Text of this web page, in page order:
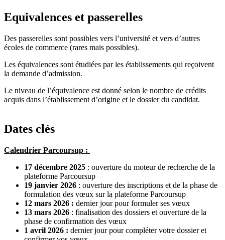
Equivalences et passerelles
Des passerelles sont possibles vers l’université et vers d’autres
écoles de commerce (rares mais possibles).
Les équivalences sont étudiées par les établissements qui reçoivent
la demande d’admission.
Le niveau de l’équivalence est donné selon le nombre de crédits
acquis dans l’établissement d’origine et le dossier du candidat.
Dates clés
Calendrier Parcoursup :
17 décembre 2025 : ouverture du moteur de recherche de la
plateforme Parcoursup
19 janvier 2026 : ouverture des inscriptions et de la phase de
formulation des vœux sur la plateforme Parcoursup
12 mars 2026 : dernier jour pour formuler ses vœux
13 mars 2026 : finalisation des dossiers et ouverture de la
phase de confirmation des vœux
1 avril 2026 : dernier jour pour compléter votre dossier et